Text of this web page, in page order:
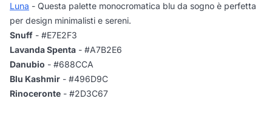
Luna - Questa palette monocromatica blu da sogno è perfetta
per design minimalisti e sereni.
Snuff - #E7E2F3
Lavanda Spenta - #A7B2E6
Danubio - #688CCA
Blu Kashmir - #496D9C
Rinoceronte - #2D3C67